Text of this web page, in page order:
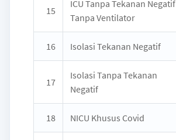
15
ICU Tanpa Tekanan Negatif
Tanpa Ventilator
16 Isolasi Tekanan Negatif
17
Isolasi Tanpa Tekanan
Negatif
18 NICU Khusus Covid